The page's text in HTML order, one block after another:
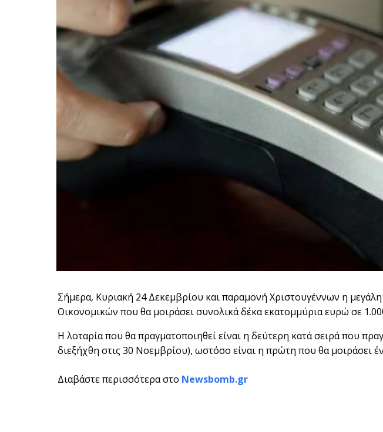
Σήμερα, Κυριακή 24 Δεκεμβρίου και παραμονή Χριστουγέννων η
Οικονομικών που θα μοιράσει συνολικά δέκα εκατομμύρια ευρώ σε
Η λοταρία που θα πραγματοποιηθεί είναι η δεύτερη κατά σειρά που
διεξήχθη στις 30 Νοεμβρίου), ωστόσο είναι η πρώτη που θα μοιράσει
Διαβάστε περισσότερα στο Newsbomb.gr